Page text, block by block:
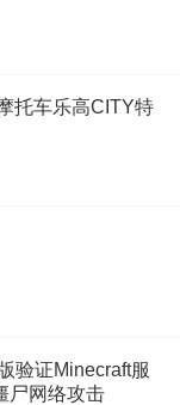
托车乐高CITY特
验证Minecraft服
尸网络攻击